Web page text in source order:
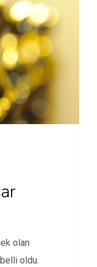
olan
oldu.